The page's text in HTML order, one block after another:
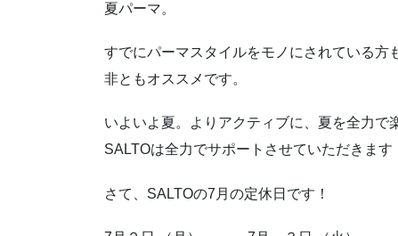
夏パーマ。
すでにパーマスタイルをモノにされている方
非ともオススメです。
いよいよ夏。よりアクティブに、夏を全力で
SALTOは全力でサポートさせていただきます
さて、SALTOの7月の定休日です！